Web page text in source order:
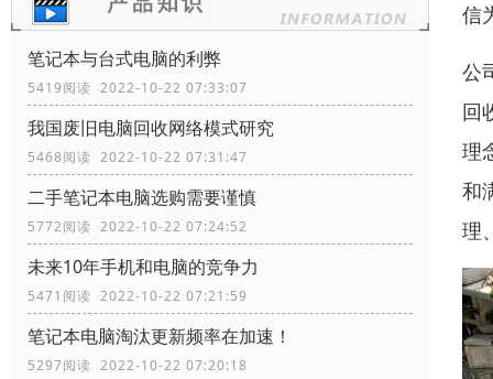
笔记本与台式电脑的利弊
5419阅读 2022-10-22 07:33:07
我国废旧电脑回收网络模式研究
5468阅读 2022-10-22 07:31:47
二手笔记本电脑选购需要谨慎
5772阅读 2022-10-22 07:24:52
未来10年手机和电脑的竞争力
5471阅读 2022-10-22 07:21:59
笔记本电脑淘汰更新频率在加速！
5297阅读 2022-10-22 07:20:18
信
公
回
理
和
理